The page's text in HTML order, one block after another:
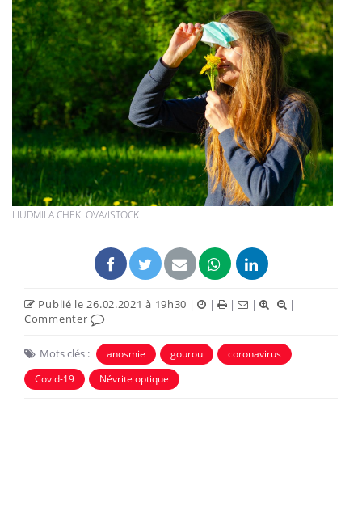
LIUDMILA CHEKLOVA/ISTOCK
Publié le 26.02.2021 à 19h30 | | | |
|
Commenter
Mots clés : anosmie gourou
coronavirus
Covid-19
Névrite optique